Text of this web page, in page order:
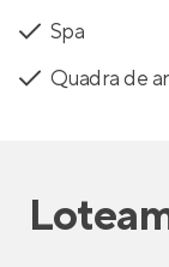
Spa
Quadra de